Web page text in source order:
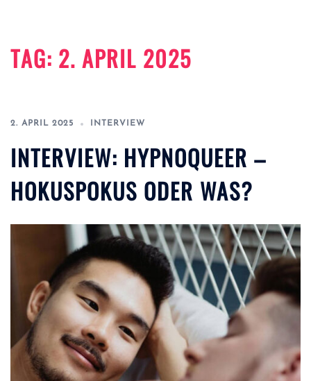
TAG: 2. APRIL 2025
2. APRIL 2025 INTERVIEW
INTERVIEW: HYPNOQUEER –
HOKUSPOKUS ODER WAS?